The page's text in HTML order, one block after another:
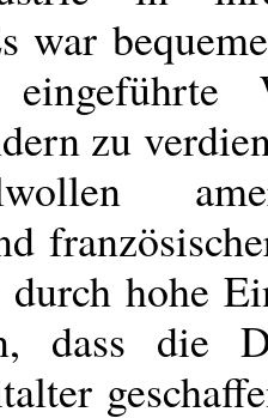
war
zu
durch hohe
dass die